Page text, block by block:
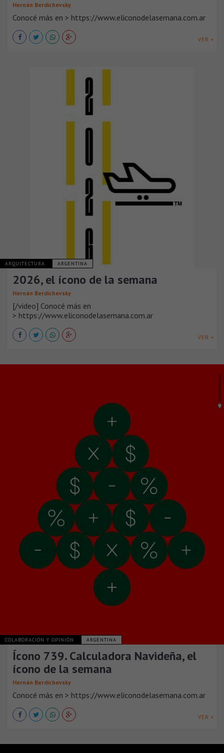
Hernán Berdichevsky
Conocé más en > https://www.eliconodelasemana.com.ar
VER +
ARQUITECTURA ARGENTINA
2026, el ícono de la semana
Hernán Berdichevsky
[/video] Conocé más en
> https://www.eliconodelasemana.com.ar
VER +
COLABORACIÓN Y OPINIÓN ARGENTINA
Ícono 739. Calculadora Navideña, el
ícono de la semana
Hernán Berdichevsky
Conocé más en > https://www.eliconodelasemana.com.ar
VER +